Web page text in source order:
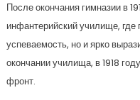
После окончания гимназии в
инфантерийский училище, где
успеваемость, но и ярко
окончании училища, в 1918
фронт.